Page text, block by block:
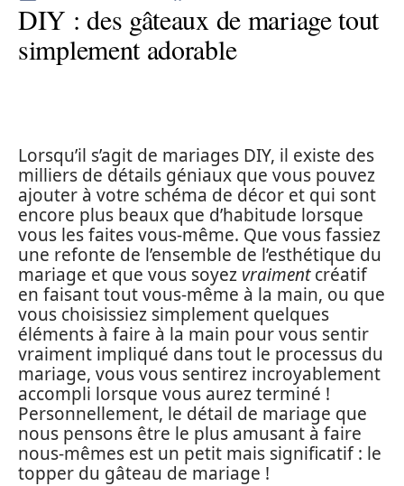
DIY : des gâteaux de mariage tout
simplement adorable
Lorsqu’il s’agit de mariages DIY, il existe des
milliers de détails géniaux que vous pouvez
ajouter à votre schéma de décor et qui sont
encore plus beaux que d’habitude lorsque
vous les faites vous-même. Que vous fassiez
une refonte de l’ensemble de l’esthétique du
mariage et que vous soyez vraimentcréatif
en faisant tout vous-même à la main, ou que
vous choisissiez simplement quelques
éléments à faire à la main pour vous sentir
vraiment impliqué dans tout le processus du
mariage, vous vous sentirez incroyablement
accompli lorsque vous aurez terminé !
Personnellement, le détail de mariage que
nous pensons être le plus amusant à faire
nous-mêmes est un petit mais significatif : le
topper du gâteau de mariage !